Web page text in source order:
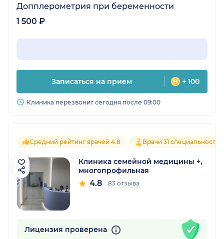
Допплерометрия при беременности
1 500 ₽
Записаться на прием + 100
Клиника перезвонит сегодня после 09:00
Средний рейтинг врачей 4.8 Врачи 31 специальностей
Клиника семейной медицины +,
многопрофильная
4.8 83 отзыва
Лицензия проверена